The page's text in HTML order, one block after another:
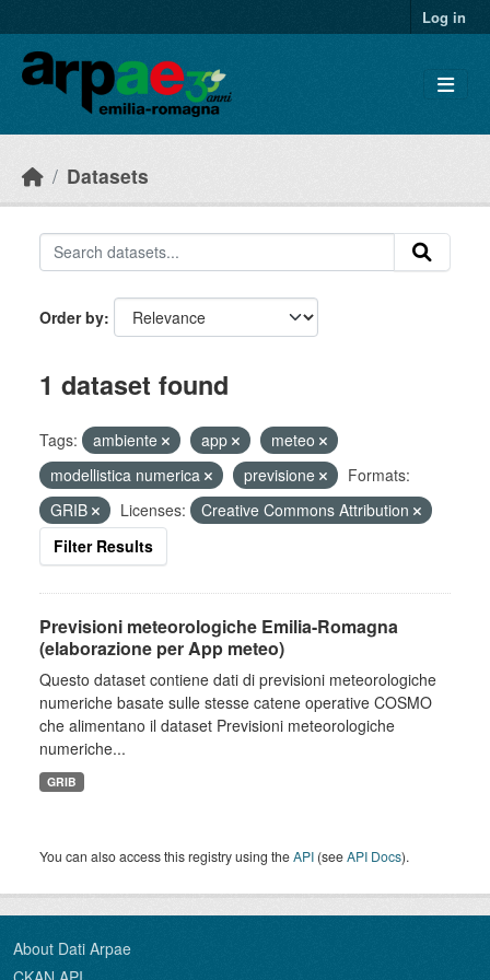
Log in
Datasets
Order by
1 dataset found
Tags: ambiente app
meteo
modellistica numerica
previsione
Formats:
GRIB
Licenses:
Creative Commons Attribution
Filter Results
Previsioni meteorologiche Emilia-Romagna
(elaborazione per App meteo)
Questo dataset contiene dati di previsioni meteorologiche
numeriche basate sulle stesse catene operative COSMO
che alimentano il dataset Previsioni meteorologiche
numeriche...
GRIB
You can also access this registry using theAPI (seeAPI Docs).
About Dati Arpae